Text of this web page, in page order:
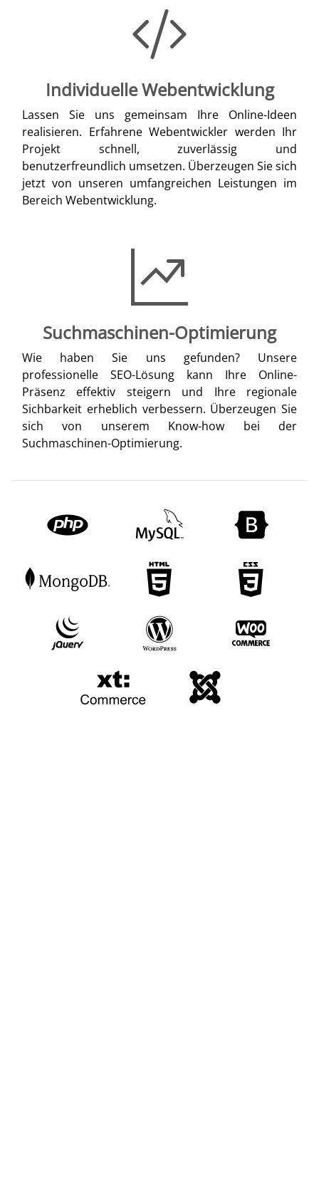
Individuelle Webentwicklung
Lassen Sie uns gemeinsam Ihre Online-Ideen
realisieren. Erfahrene Webentwickler werden Ihr
Projekt schnell, zuverlässig und
benutzerfreundlich umsetzen. Überzeugen Sie sich
jetzt von unseren umfangreichen Leistungen im
Bereich Webentwicklung.
Suchmaschinen-Optimierung
Wie haben Sie uns gefunden? Unsere
professionelle SEO-Lösung kann Ihre Online-
Präsenz effektiv steigern und Ihre regionale
Sichbarkeit erheblich verbessern. Überzeugen Sie
sich von unserem Know-how bei der
Suchmaschinen-Optimierung.